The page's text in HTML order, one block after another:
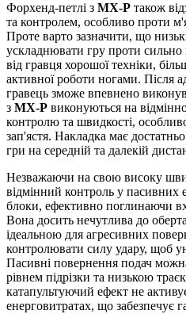
Форхенд-петлі з MX-P також
та контролем, особливо проти
Проте варто зазначити, що
ускладнювати гру проти сильно
від гравця хорошої техніки,
активної роботи ногами. Після
гравець зможе впевнено
з MX-P виконуються на
контролю та швидкості,
зап'ястя. Накладка має
гри на середній та далекій
Незважаючи на свою високу
відмінний контроль у пасивних
блоки, ефективно поглинаючи
Вона досить нечутлива до
ідеальною для агресивних
контролювати силу удару, щоб
Пасивні повернення подач
рівнем підрізки та низькою
катапультуючий ефект не
енерговитратах, що забезпечує